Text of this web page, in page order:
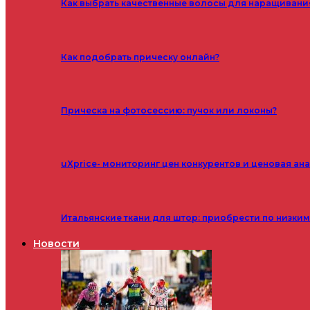
Как выбрать качественные волосы для
Как подобрать прическу онлайн?
Прическа на фотосессию: пучок или локоны?
uXprice- мониторинг цен конкурентов и ценовая
Итальянские ткани для штор: приобрести по
Новости